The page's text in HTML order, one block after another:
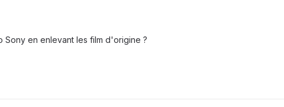
Sony en enlevant les film d'origine ?